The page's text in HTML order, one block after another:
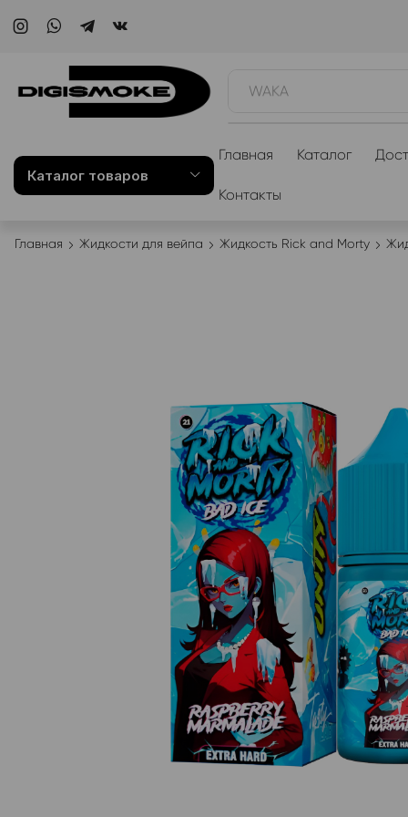
WAKA
Каталог товаров
Главная Каталог
Контакты
Главная Жидкости для вейпа Жидкость Rick and Morty